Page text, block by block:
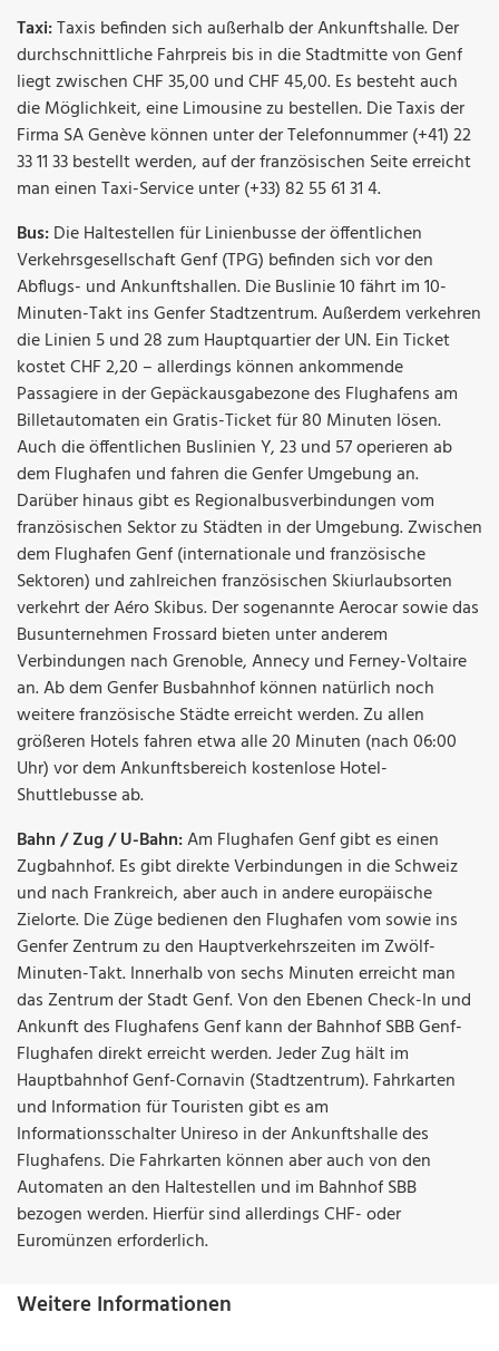
Taxi:Taxis befinden sich außerhalb der Ankunftshalle. Der
durchschnittliche Fahrpreis bis in die Stadtmitte von Genf
liegt zwischen CHF 35,00 und CHF 45,00. Es besteht auch
die Möglichkeit, eine Limousine zu bestellen. Die Taxis der
Firma SA Genève können unter der Telefonnummer (+41) 22
33 11 33 bestellt werden, auf der französischen Seite erreicht
man einen Taxi-Service unter (+33) 82 55 61 31 4.
Bus:Die Haltestellen für Linienbusse der öffentlichen
Verkehrsgesellschaft Genf (TPG) befinden sich vor den
Abflugs- und Ankunftshallen. Die Buslinie 10 fährt im 10-
Minuten-Takt ins Genfer Stadtzentrum. Außerdem verkehren
die Linien 5 und 28 zum Hauptquartier der UN. Ein Ticket
kostet CHF 2,20 – allerdings können ankommende
Passagiere in der Gepäckausgabezone des Flughafens am
Billetautomaten ein Gratis-Ticket für 80 Minuten lösen.
Auch die öffentlichen Buslinien Y, 23 und 57 operieren ab
dem Flughafen und fahren die Genfer Umgebung an.
Darüber hinaus gibt es Regionalbusverbindungen vom
französischen Sektor zu Städten in der Umgebung. Zwischen
dem Flughafen Genf (internationale und französische
Sektoren) und zahlreichen französischen Skiurlaubsorten
verkehrt der Aéro Skibus. Der sogenannte Aerocar sowie das
Busunternehmen Frossard bieten unter anderem
Verbindungen nach Grenoble, Annecy und Ferney-Voltaire
an. Ab dem Genfer Busbahnhof können natürlich noch
weitere französische Städte erreicht werden. Zu allen
größeren Hotels fahren etwa alle 20 Minuten (nach 06:00
Uhr) vor dem Ankunftsbereich kostenlose Hotel-
Shuttlebusse ab.
Bahn / Zug / U-Bahn:Am Flughafen Genf gibt es einen
Zugbahnhof. Es gibt direkte Verbindungen in die Schweiz
und nach Frankreich, aber auch in andere europäische
Zielorte. Die Züge bedienen den Flughafen vom sowie ins
Genfer Zentrum zu den Hauptverkehrszeiten im Zwölf-
Minuten-Takt. Innerhalb von sechs Minuten erreicht man
das Zentrum der Stadt Genf. Von den Ebenen Check-In und
Ankunft des Flughafens Genf kann der Bahnhof SBB Genf-
Flughafen direkt erreicht werden. Jeder Zug hält im
Hauptbahnhof Genf-Cornavin (Stadtzentrum). Fahrkarten
und Information für Touristen gibt es am
Informationsschalter Unireso in der Ankunftshalle des
Flughafens. Die Fahrkarten können aber auch von den
Automaten an den Haltestellen und im Bahnhof SBB
bezogen werden. Hierfür sind allerdings CHF- oder
Euromünzen erforderlich.
Weitere Informationen